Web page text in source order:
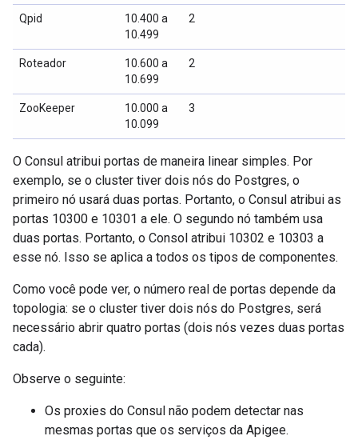
Qpid
10.400 a
10.499
2
Roteador
10.600 a
10.699
2
ZooKeeper
10.000 a
10.099
3
O Consul atribui portas de maneira linear simples. Por
exemplo, se o cluster tiver dois nós do Postgres, o
primeiro nó usará duas portas. Portanto, o Consul atribui as
portas 10300 e 10301 a ele. O segundo nó também usa
duas portas. Portanto, o Consol atribui 10302 e 10303 a
esse nó. Isso se aplica a todos os tipos de componentes.
Como você pode ver, o número real de portas depende da
topologia: se o cluster tiver dois nós do Postgres, será
necessário abrir quatro portas (dois nós vezes duas portas
cada).
Observe o seguinte:
Os proxies do Consul não podem detectar nas
mesmas portas que os serviços da Apigee.